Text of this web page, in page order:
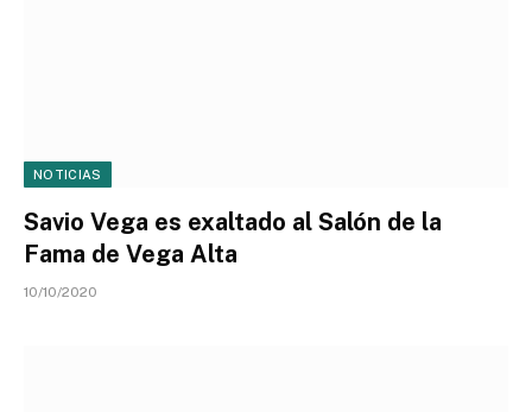
NOTICIAS
Savio Vega es exaltado al Salón de la
Fama de Vega Alta
10/10/2020